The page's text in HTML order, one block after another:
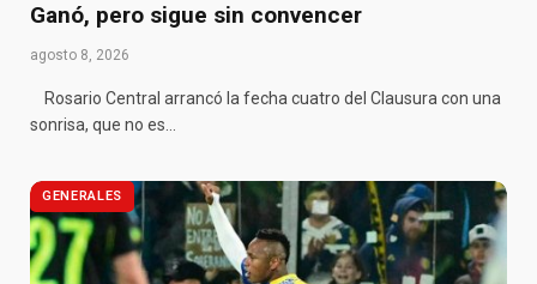
Ganó, pero sigue sin convencer
agosto 8, 2026
Rosario Central arrancó la fecha cuatro del Clausura con una
sonrisa, que no es…
GENERALES